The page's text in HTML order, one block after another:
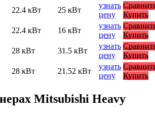
22.4 кВт 25 кВт
узнать
цену
Купить
22.4 кВт 16 кВт
узнать
цену
Купить
28 кВт 31.5 кВт
узнать
цену
Купить
28 кВт 21.52 кВт
узнать
цену
Купить
Mitsubishi Heavy